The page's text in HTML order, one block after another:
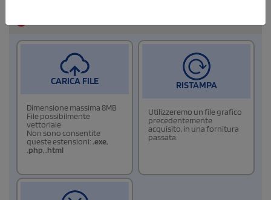
CARICA FILE
Dimensione massima 8MB
File possibilmente
vettoriale
Non sono consentite
queste estensioni: .exe,
.php,.html
RISTAMPA
Utilizzeremo un file grafico
precedentemente
acquisito, in una fornitura
passata.